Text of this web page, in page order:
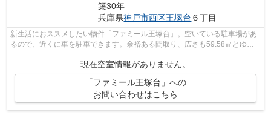
築30年
兵庫県神戸市西区王塚台 ６丁目
新生活におススメしたい物件「ファミール王塚台」。空いている駐車場があ
るので、近くに車を駐車できます。余裕ある間取り、広さも59.58㎡とゆっ
たりとしています。物件の防音性にも優...
現在空室情報がありません。
「ファミール王塚台」への
お問い合わせはこちら